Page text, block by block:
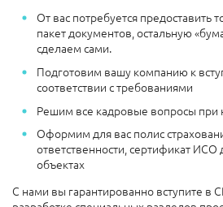
От вас потребуется предоставить
пакет документов, остальную
сделаем сами.
Подготовим вашу компанию к
соответствии с требованиями
Решим все кадровые вопросы при
Оформим для вас полис
ответственности, сертификат
объектах
С нами вы гарантированно вступите в